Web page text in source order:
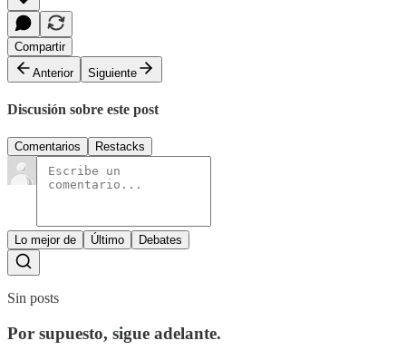
Compartir
Anterior
Siguiente
Discusión sobre este post
Comentarios Restacks
Lo mejor de Último Debates
Sin posts
Por supuesto, sigue adelante.